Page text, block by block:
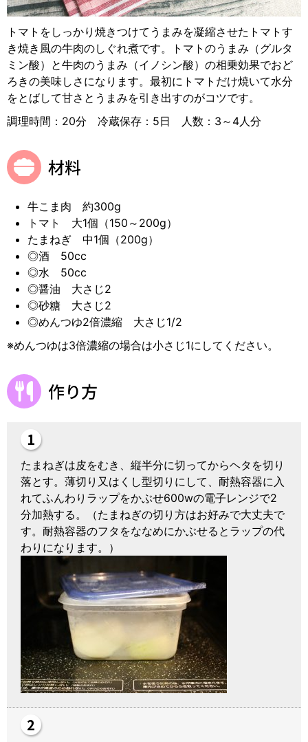
トマトをしっかり焼きつけてうまみを凝縮させたトマトす
き焼き風の牛肉のしぐれ煮です。トマトのうまみ（グルタ
ミン酸）と牛肉のうまみ（イノシン酸）の相乗効果でおど
ろきの美味しさになります。最初にトマトだけ焼いて水分
をとばして甘さとうまみを引き出すのがコツです。
調理時間：20分 冷蔵保存：5日 人数：3～4人分
材料
牛こま肉 約300g
トマト 大1個（150～200g）
たまねぎ 中1個（200g）
◎酒 50cc
◎水 50cc
◎醤油 大さじ2
◎砂糖 大さじ2
◎めんつゆ2倍濃縮 大さじ1/2
※めんつゆは3倍濃縮の場合は小さじ1にしてください。
作り方
たまねぎは皮をむき、縦半分に切ってからヘタを切り
落とす。薄切り又はくし型切りにして、耐熱容器に入
れてふんわりラップをかぶせ600wの電子レンジで2
分加熱する。（たまねぎの切り方はお好みで大丈夫で
す。耐熱容器のフタをななめにかぶせるとラップの代
わりになります。）